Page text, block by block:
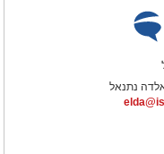
נתנאל